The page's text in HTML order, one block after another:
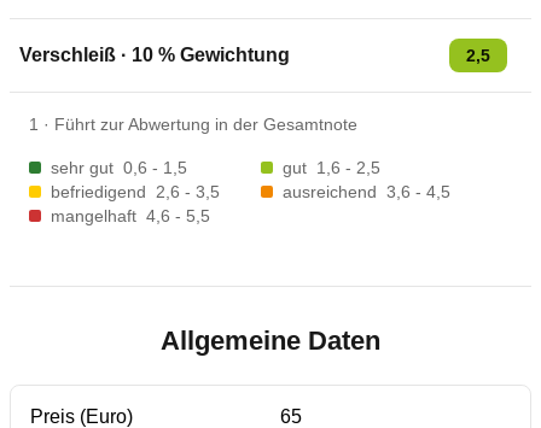
Verschleiß · 10 % Gewichtung 2,5
1 · Führt zur Abwertung in der Gesamtnote
sehr gut 0,6 - 1,5 gut 1,6 - 2,5
befriedigend
2,6 - 3,5 ausreichend 3,6 - 4,5
mangelhaft 4,6 - 5,5
Allgemeine Daten
Preis (Euro) 65